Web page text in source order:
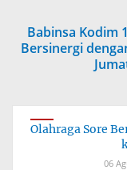
Babinsa Kodim
Bersinergi
Olahraga Sore
06